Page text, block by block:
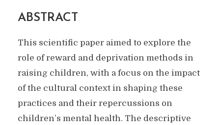
ABSTRACT
This scientific paper aimed to explore the
role of reward and deprivation methods in
raising children, with a focus on the impact
of the cultural context in shaping these
practices and their repercussions on
children’s mental health. The descriptive